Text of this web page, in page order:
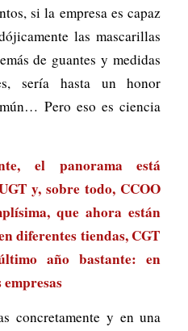
si la empresa es capaz
las mascarillas
de guantes y medidas
sería hasta un honor
Pero eso es ciencia
el panorama está
y, sobre todo, CCOO
que ahora están
diferentes tiendas, CGT
año bastante: en
concretamente y en una